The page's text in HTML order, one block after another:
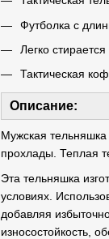
Футболка с
Легко
Тактическая
Описание:
Мужская
прохлады. Теплая
Эта тельняшка
условиях.
добавляя
износостойкость,